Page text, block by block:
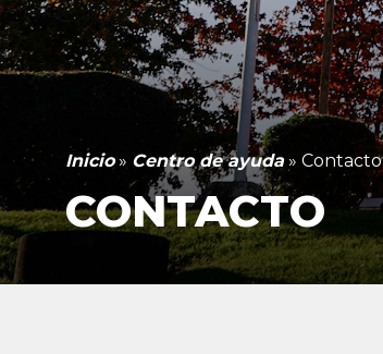
Inicio» Centro de ayuda» Contacto
CONTACTO